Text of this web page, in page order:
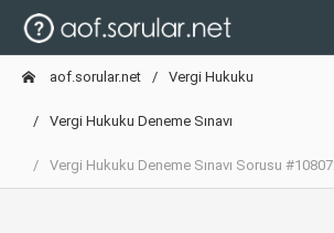
aof.sorular.net Vergi Hukuku
Vergi Hukuku Deneme Sınavı
Vergi Hukuku Deneme Sınavı Sorusu